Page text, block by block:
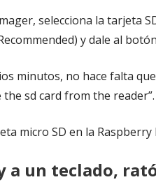
selecciona la tarjeta
y dale al
minutos, no hace falta
sd card from the reader”.
micro SD en la Raspberry
a un teclado,